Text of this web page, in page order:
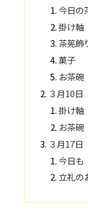
今日の
掛け軸
茶筅飾
菓子
お茶碗
３月10
掛け軸
お茶碗
３月17
今日
立礼の